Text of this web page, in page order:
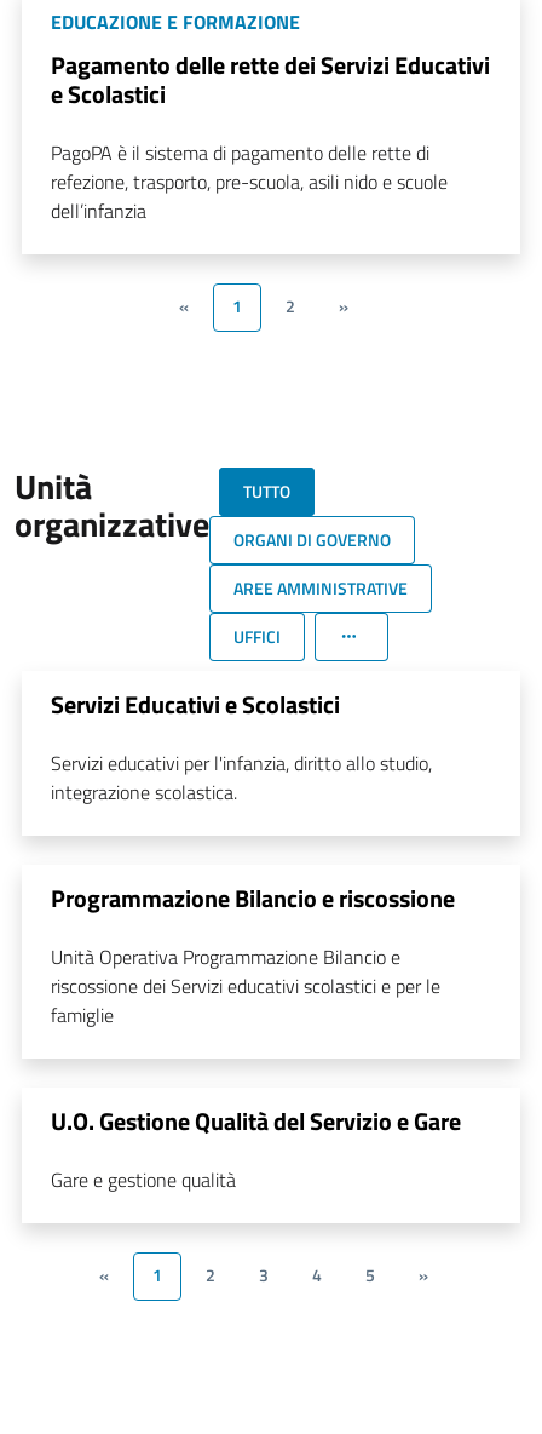
EDUCAZIONE E FORMAZIONE
Pagamento delle rette dei Servizi Educativi
e Scolastici
PagoPA è il sistema di pagamento delle rette di
refezione, trasporto, pre-scuola, asili nido e scuole
dell’infanzia
« 1 2 »
Unità
organizzative
TUTTO
ORGANI DI GOVERNO
AREE AMMINISTRATIVE
UFFICI
Servizi Educativi e Scolastici
Servizi educativi per l'infanzia, diritto allo studio,
integrazione scolastica.
Programmazione Bilancio e riscossione
Unità Operativa Programmazione Bilancio e
riscossione dei Servizi educativi scolastici e per le
famiglie
U.O. Gestione Qualità del Servizio e Gare
Gare e gestione qualità
« 1 2 3 4 5 »